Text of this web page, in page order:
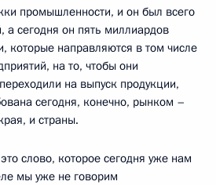
промышленности, и он был всего
а сегодня он пять миллиардов
которые направляются в том числе
на то, чтобы они
на выпуск продукции,
сегодня, конечно, рынком –
и страны.
слово, которое сегодня уже нам
мы уже не говорим